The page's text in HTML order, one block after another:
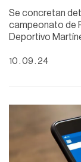
Se concretan
campeonato de
Deportivo
10 . 09 . 24